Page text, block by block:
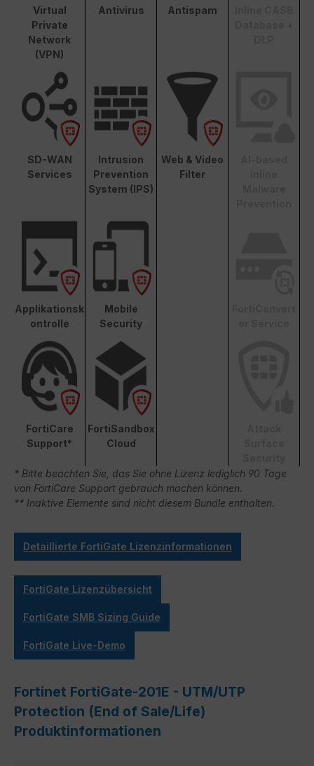
Virtual
Private
Network
(VPN)
Antivirus Antispam
SD-WAN
Services
Intrusion
Prevention
System (IPS)
Web & Video
Filter
Applikationsk
ontrolle
Mobile
Security
FortiCare
Support*
FortiSandbox
Cloud
* Bitte beachten Sie, das Sie ohne Lizenz lediglich 90 Tage
von FortiCare Support gebrauch machen können.
** Inaktive Elemente sind nicht diesem Bundle enthalten.
Detaillierte FortiGate Lizenzinformationen
FortiGate Lizenzübersicht
FortiGate SMB Sizing Guide
FortiGate Live-Demo
Fortinet FortiGate-201E - UTM/UTP
Protection (End of Sale/Life)
Produktinformationen